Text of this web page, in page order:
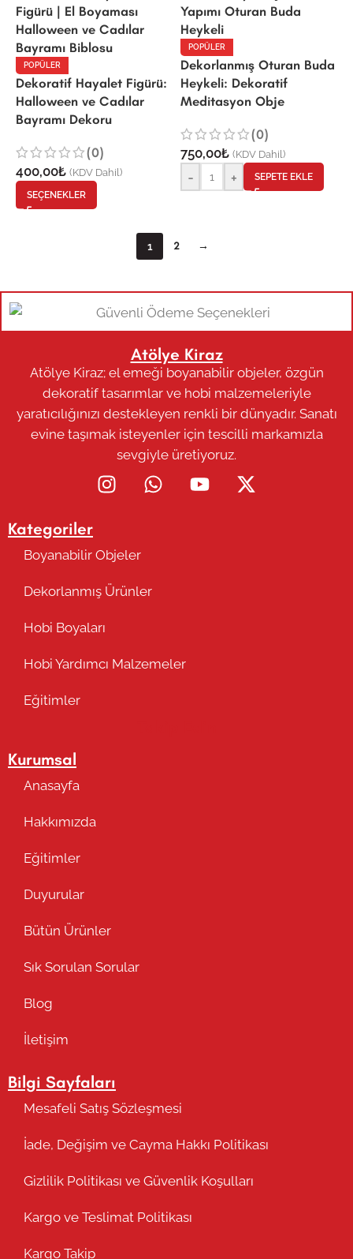
POPÜLER
Dekoratif Hayalet Figürü:
Halloween ve Cadılar
Bayramı Dekoru
(0)
400,00₺ (KDV Dahil)
SEÇENEKLER
POPÜLER
Dekorlanmış Oturan Buda
Heykeli: Dekoratif
Meditasyon Obje
(0)
750,00₺ (KDV Dahil)
- + SEPETE EKLE
1 2 →
Atölye Kiraz
Atölye Kiraz; el emeği boyanabilir objeler, özgün
dekoratif tasarımlar ve hobi malzemeleriyle
yaratıcılığınızı destekleyen renkli bir dünyadır. Sanatı
evine taşımak isteyenler için tescilli markamızla
sevgiyle üretiyoruz.
Kategoriler
Boyanabilir Objeler
Dekorlanmış Ürünler
Hobi Boyaları
Hobi Yardımcı Malzemeler
Eğitimler
Kurumsal
Anasayfa
Hakkımızda
Eğitimler
Duyurular
Bütün Ürünler
Sık Sorulan Sorular
Blog
İletişim
Bilgi Sayfaları
Mesafeli Satış Sözleşmesi
İade, Değişim ve Cayma Hakkı Politikası
Gizlilik Politikası ve Güvenlik Koşulları
Kargo ve Teslimat Politikası
Kargo Takip